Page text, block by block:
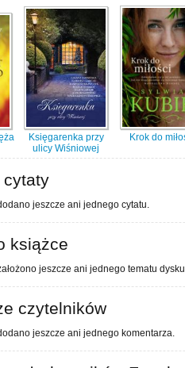
Księgarenka przy
ulicy Wiśniowej
Krok do
cytaty
jeszcze ani jednego cytatu.
książce
jeszcze ani jednego tematu
czytelników
jeszcze ani jednego komentarza.